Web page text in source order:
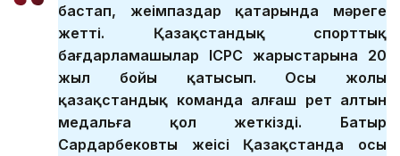
бастап, жеңімпаздар қатарында мәреге
жетті. Қазақстандық спорттық
бағдарламашылар ICPC жарыстарына 20
жыл бойы қатысып. Осы жолы
қазақстандық команда алғаш рет алтын
медальға қол жеткізді. Батыр
Сардарбековтың жеңісі Қазақстанда осы